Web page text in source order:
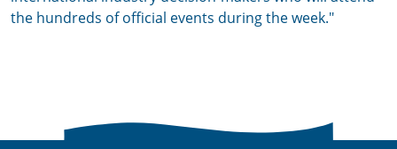
the hundreds of official events during the week."